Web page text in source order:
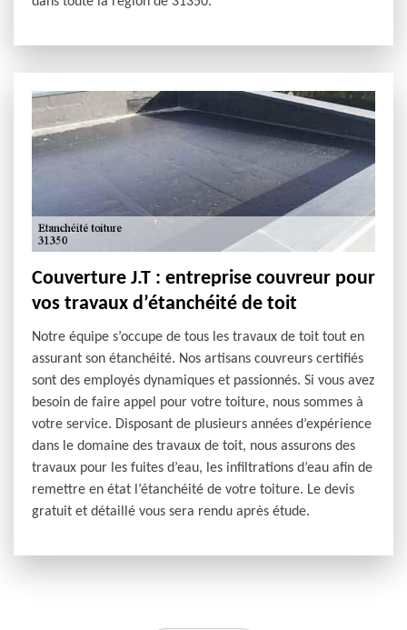
Couverture J.T : entreprise couvreur pour
vos travaux d’étanchéité de toit
Notre équipe s’occupe de tous les travaux de toit tout en
assurant son étanchéité. Nos artisans couvreurs certifiés
sont des employés dynamiques et passionnés. Si vous avez
besoin de faire appel pour votre toiture, nous sommes à
votre service. Disposant de plusieurs années d’expérience
dans le domaine des travaux de toit, nous assurons des
travaux pour les fuites d’eau, les infiltrations d’eau afin de
remettre en état l’étanchéité de votre toiture. Le devis
gratuit et détaillé vous sera rendu après étude.